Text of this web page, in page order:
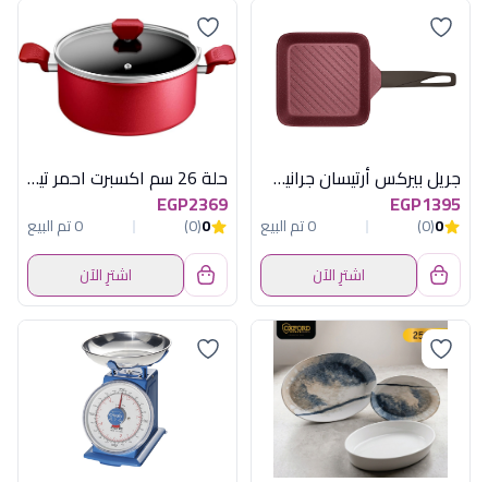
جريل بيركس أرتيسان جرانيت - 28 سم - نبيتي
EGP1395
0
(0)
0 تم البيع
اشترِ الآن
حلة 26 سم اكسبرت احمر تيفال
EGP2369
0
(0)
0 تم البيع
اشترِ الآن